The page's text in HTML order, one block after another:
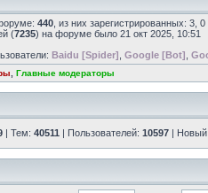
440 , из них зарегистрированных: 3,
(7235) на форуме было 21 окт 2025, 10:51
Baidu [Spider] Google [Bot]
Главные модераторы
| Тем: 40511 | Пользователей: 10597 | Новый